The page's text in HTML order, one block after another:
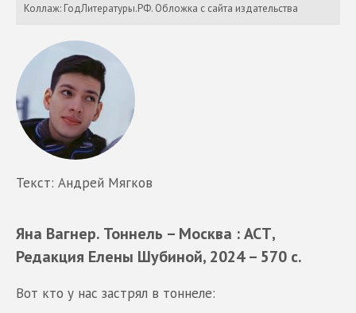
Коллаж: ГодЛитературы.РФ. Обложка с сайта издательства
Текст: Андрей Мягков
Яна Вагнер. Тоннель – Москва : АСТ,
Редакция Елены Шубиной, 2024 – 570 с.
Вот кто у нас застрял в тоннеле: